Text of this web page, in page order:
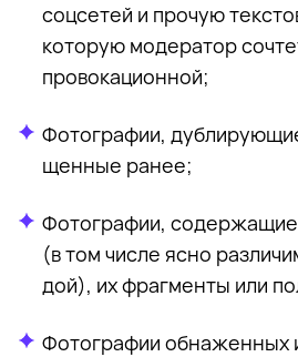
соц­се­тей и про­чую
ко­то­рую мо­де­ра­тор
про­во­ка­ци­он­ной;
Фо­то­гра­фии,
щен­ные ра­нее;
Фо­то­гра­фии,
(в том чис­ле ясно
дой), их фраг­мен­ты или
Фо­то­гра­фии